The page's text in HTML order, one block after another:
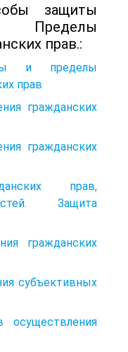
защиты
Пределы
прав.:
и пределы
прав
гражданских
гражданских
прав,
Защита
гражданских
субъективных
осуществления